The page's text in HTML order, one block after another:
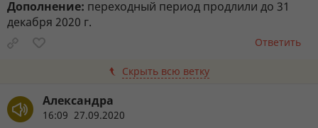
Дополнение: переходный период продлили до 31
декабря 2020 г.
Ответить
Скрыть всю ветку
Александра
16:09 27.09.2020